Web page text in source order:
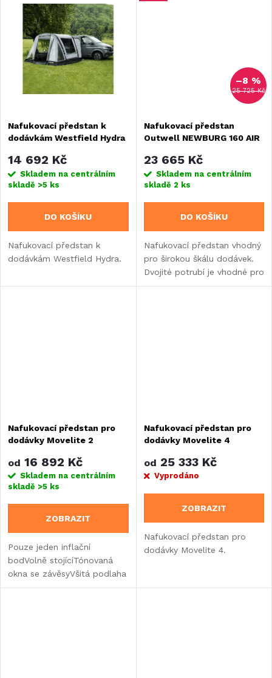
Nafukovací předstan k
dodávkám Westfield Hydra
14 692 Kč
Skladem na centrálním
skladě >5 ks
DO KOŠÍKU
Nafukovací předstan k
dodávkám Westfield Hydra.
25 725 Kč
–8 %
Nafukovací předstan
Outwell NEWBURG 160 AIR
23 665 Kč
Skladem na centrálním
skladě 2 ks
DO KOŠÍKU
Nafukovací předstan vhodný
pro širokou škálu dodávek.
Dvojité potrubí je vhodné pro
všechny typy kedrových
Nafukovací předstan pro
dodávky Movelite 2
od 16 892 Kč
Skladem na centrálním
skladě >5 ks
ZOBRAZIT
Pouze jeden inflační
bodVolně stojícíTónovaná
okna se závěsyVšitá podlaha
stanu z PVCMožnost
Nafukovací předstan pro
dodávky Movelite 4
od 25 333 Kč
Vyprodáno
ZOBRAZIT
Nafukovací předstan pro
dodávky Movelite 4.